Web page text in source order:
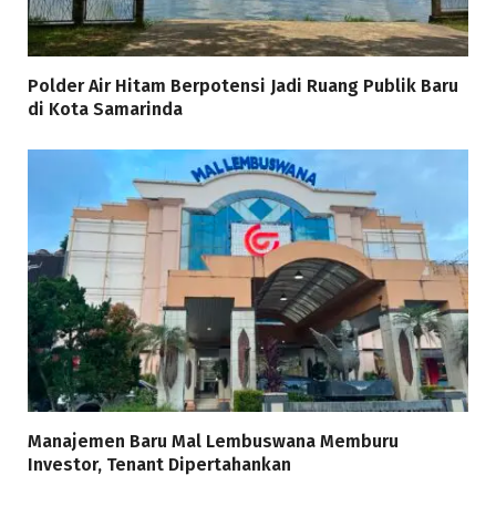
Polder Air Hitam Berpotensi Jadi Ruang Publik Baru
di Kota Samarinda
Manajemen Baru Mal Lembuswana Memburu
Investor, Tenant Dipertahankan